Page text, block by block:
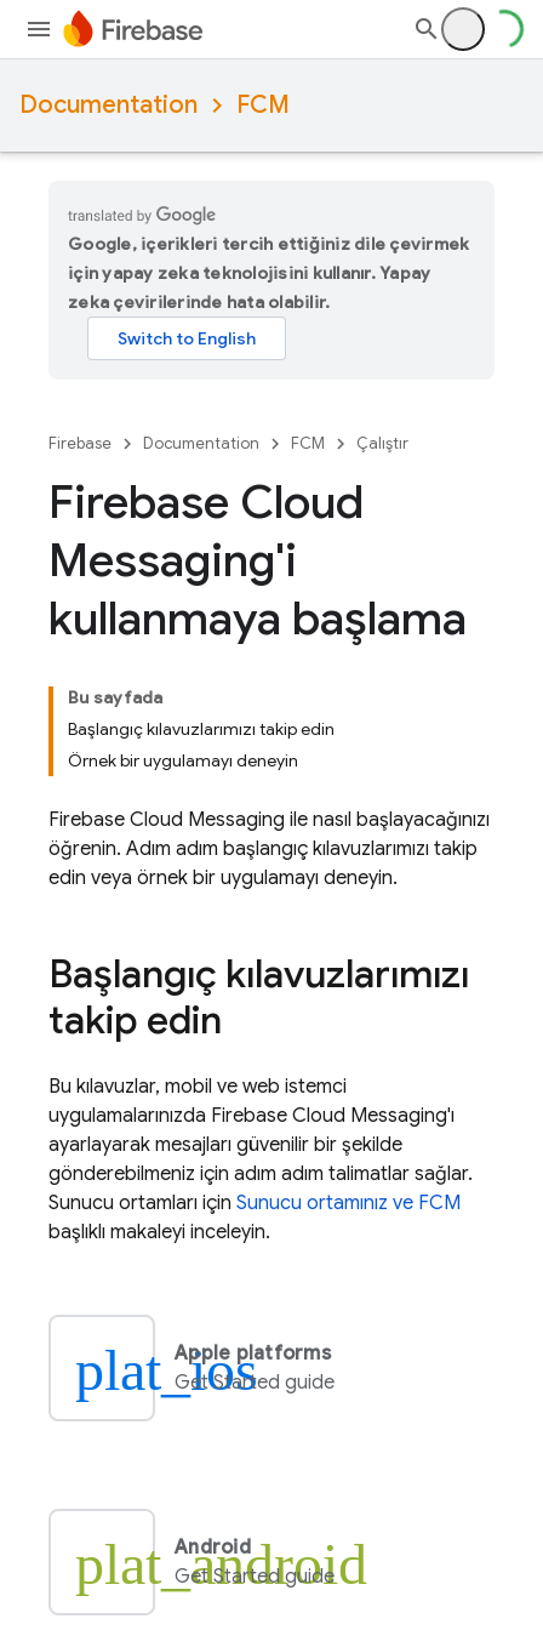
Documentation FCM
Google, içerikleri tercih ettiğiniz dile çevirmek
için yapay zeka teknolojisini kullanır. Yapay
zeka çevirilerinde hata olabilir.
Firebase Documentation FCM Çalıştır
Firebase Cloud
Messaging'i
kullanmaya başlama
Bu sayfada
Başlangıç kılavuzlarımızı takip edin
Örnek bir uygulamayı deneyin
Firebase Cloud Messaging ile nasıl başlayacağınızı
öğrenin. Adım adım başlangıç kılavuzlarımızı takip
edin veya örnek bir uygulamayı deneyin.
Başlangıç kılavuzlarımızı
takip edin
Bu kılavuzlar, mobil ve web istemci
uygulamalarınızda Firebase Cloud Messaging'ı
ayarlayarak mesajları güvenilir bir şekilde
gönderebilmeniz için adım adım talimatlar sağlar.
Sunucu ortamları için Sunucu ortamınız ve FCM
başlıklı makaleyi inceleyin.
plat_ios
Apple platforms
Get Started guide
plat_android
Android
Get Started guide